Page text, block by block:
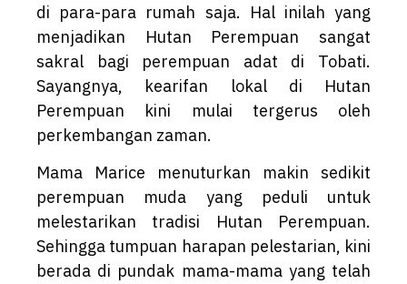
di para-para rumah saja. Hal inilah yang
menjadikan Hutan Perempuan sangat
sakral bagi perempuan adat di Tobati.
Sayangnya, kearifan lokal di Hutan
Perempuan kini mulai tergerus oleh
perkembangan zaman.
Mama Marice menuturkan makin sedikit
perempuan muda yang peduli untuk
melestarikan tradisi Hutan Perempuan.
Sehingga tumpuan harapan pelestarian, kini
berada di pundak mama-mama yang telah